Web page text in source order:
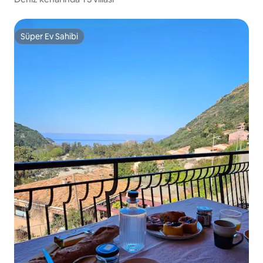
Süper Ev Sahibi
Süper Ev Sahibi